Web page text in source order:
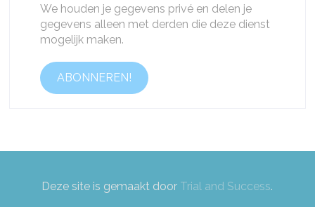
We houden je gegevens privé en delen je
gegevens alleen met derden die deze dienst
mogelijk maken.
Deze site is gemaakt door Trial and Success.